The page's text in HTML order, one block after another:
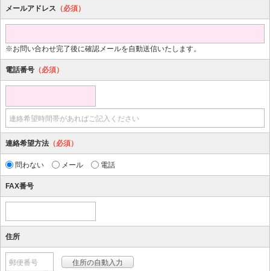
メールアドレス （必須）
※お問い合わせ完了後に確認メールを自動送信いたします。
電話番号 （必須）
連絡希望時間帯があればご記入ください
連絡希望方法 （必須）
問わない メール 電話
FAX番号
住所
郵便番号